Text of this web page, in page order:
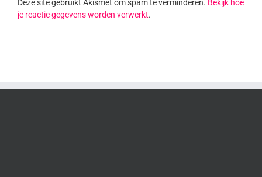
Deze site gebruikt Akismet om spam te verminderen. Bekijk hoe
je reactie gegevens worden verwerkt.